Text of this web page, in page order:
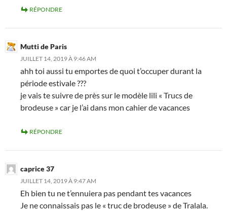
RÉPONDRE
Mutti de Paris
JUILLET 14, 2019 À 9:46 AM
ahh toi aussi tu emportes de quoi t’occuper durant la
période estivale ???
je vais te suivre de près sur le modèle lili « Trucs de
brodeuse » car je l’ai dans mon cahier de vacances
RÉPONDRE
caprice 37
JUILLET 14, 2019 À 9:47 AM
Eh bien tu ne t’ennuiera pas pendant tes vacances
Je ne connaissais pas le « truc de brodeuse » de Tralala.